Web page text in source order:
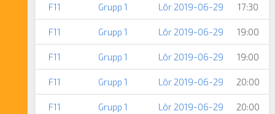
F11 Grupp 1 Lör 2019-06-29 17:30
F11 Grupp 1 Lör 2019-06-29 19:00
F11 Grupp 1 Lör 2019-06-29 19:00
F11 Grupp 1 Lör 2019-06-29 20:00
F11 Grupp 1 Lör 2019-06-29 20:00